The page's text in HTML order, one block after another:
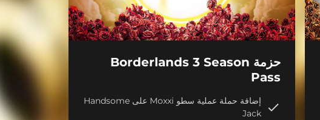
حزمة Borderlands 3 Season
Pass
إضافة حملة عملية سطو Moxxi على Handsome
Jack